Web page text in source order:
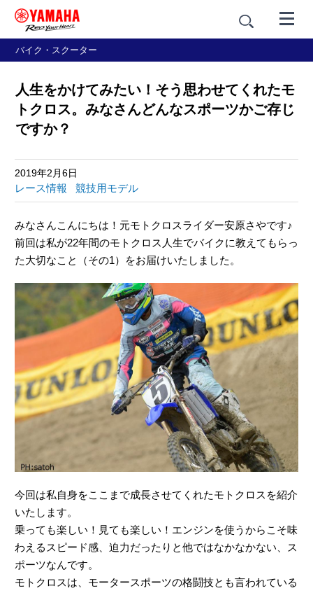
バイク・スクーター
人生をかけてみたい！そう思わせてくれたモ
トクロス。みなさんどんなスポーツかご存じ
ですか？
2019年2月6日
レース情報 競技用モデル
みなさんこんにちは！元モトクロスライダー安原さやです♪
前回は私が22年間のモトクロス人生でバイクに教えてもらっ
た大切なこと（その1）をお届けいたしました。
今回は私自身をここまで成長させてくれたモトクロスを紹介
いたします。
乗っても楽しい！見ても楽しい！エンジンを使うからこそ味
わえるスピード感、迫力だったりと他ではなかなかない、ス
ポーツなんです。
モトクロスは、モータースポーツの格闘技とも言われている